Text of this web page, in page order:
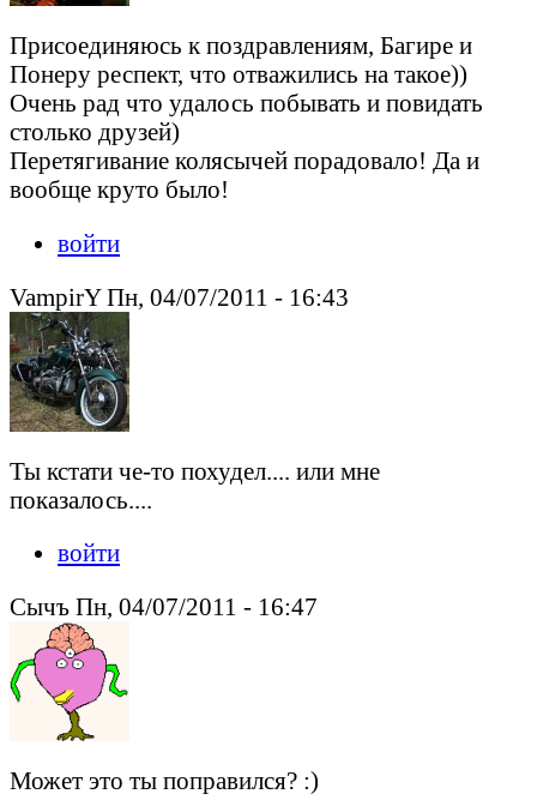
Присоединяюсь к поздравлениям, Багире и
Понеру респект, что отважились на такое))
Очень рад что удалось побывать и повидать
столько друзей)
Перетягивание колясычей порадовало! Да и
вообще круто было!
войти
VampirY Пн, 04/07/2011 - 16:43
Ты кстати че-то похудел.... или мне
показалось....
войти
Сычъ Пн, 04/07/2011 - 16:47
Может это ты поправился? :)